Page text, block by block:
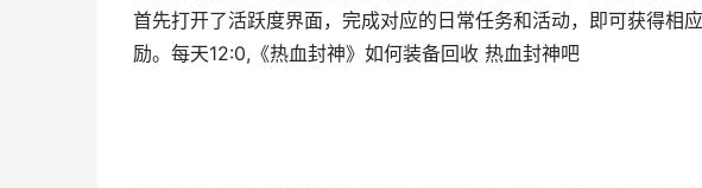
首先打开了活跃度界面，完成对应的日常任务和活动，即可获得相
励。每天12:0,《热血封神》如何装备回收 热血封神吧